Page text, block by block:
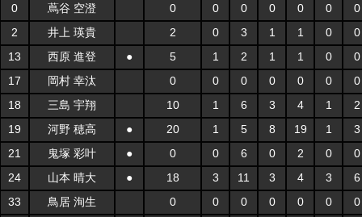
0 蔦谷 空澄 0 0 0 0 0 0
0
2
井上 瑛貴 2 0 3 1 1 0
0
13
西原 進登 ● 5 1 2 1 1 0
0
17
岡村 幸汰 0 0 0 0 0 0
0
18
三島 宇翔 10 1 6 3 4 1
2
19
河野 穂高 ● 20 1 5 8 19 1
3
21
鬼塚 彩叶 ● 0 0 6 0 2 0
0
24
山本 晴大 ● 18 3 11 3 4 3
6
33
鳥居 洵生 0 0 0 0 0 0
0